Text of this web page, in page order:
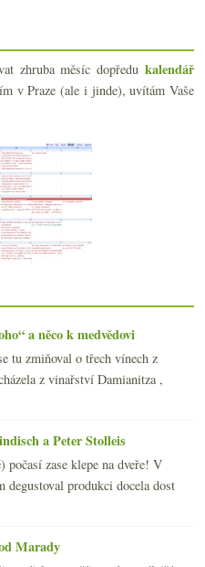
zhruba měsíc dopředukalendář
v Praze (ale i jinde), uvítám Vaše
a něco k medvědovi
tu zmiňoval o třech vínech z
z vinařství Damianitza ,
a Peter Stolleis
počasí zase klepe na dveře! V
degustoval produkci docela dost
Marady